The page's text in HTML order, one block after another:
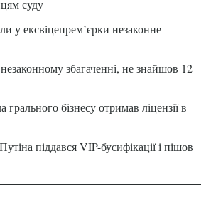
суду
ексвіцепрем’єрки незаконне
збагаченні, не знайшов 12
бізнесу отримав ліцензії в
піддався VIP-бусифікації і пішов